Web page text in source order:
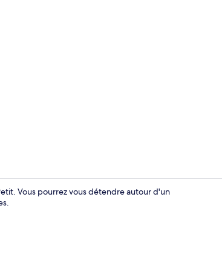
Vous pourrez vous détendre autour d'un